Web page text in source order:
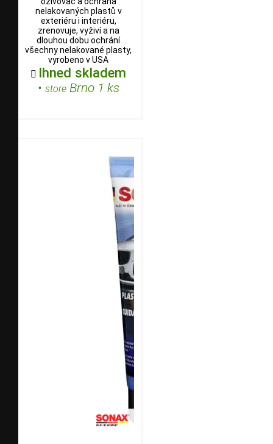
nelakovaných plastů v
exteriéru i interiéru,
zrenovuje, vyživí a na
dlouhou dobu ochrání
všechny nelakované plasty,
vyrobeno v USA
 Ihned skladem
• storeBrno 1 ks